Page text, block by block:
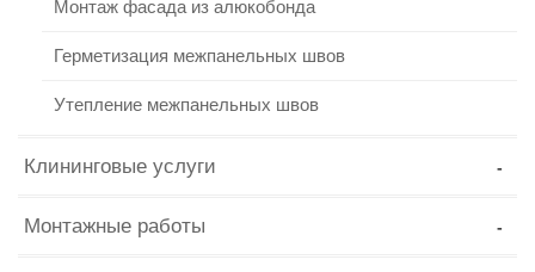
Монтаж фасада из алюкобонда
Герметизация межпанельных швов
Утепление межпанельных швов
Клининговые услуги
Монтажные работы